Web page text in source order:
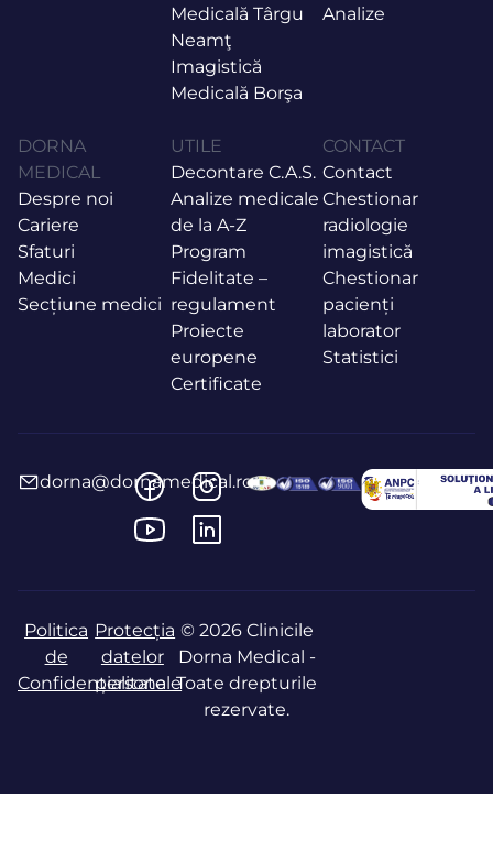
Medicală Târgu
Neamţ
Imagistică
Medicală Borşa
Analize
DORNA
MEDICAL
Despre noi
Cariere
Sfaturi
Medici
Secțiune medici
UTILE
Decontare C.A.S.
Analize medicale
de la A-Z
Program
Fidelitate –
regulament
Proiecte
europene
Certificate
CONTACT
Contact
Chestionar
radiologie
imagistică
Chestionar
pacienți
laborator
Statistici
dorna@dornamedical.ro
Politica
de
Confidențialitate
Protecția
datelor
personale
© 2026 Clinicile
Dorna Medical -
Toate drepturile
rezervate.